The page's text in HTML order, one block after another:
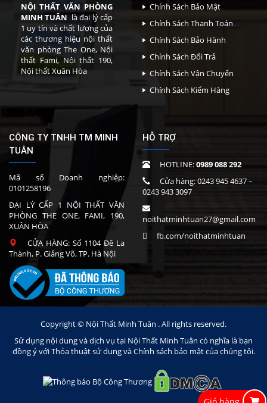
NỘI THẤT VĂN PHÒNG
MINH TUÂN là đại lý cấp
1 uy tín và chất lượng của
các thương hiệu nội thất
văn phòng The One, Nội
thất Fami, Nội thất 190,
Nội thất Xuân Hòa
Chính Sách Bảo Mật
Chính Sách Thanh Toán
Chính Sách Bảo Hành
Chính Sách Đổi Trả
Chính Sách Vận Chuyển
Chính Sách Kiểm Hàng
CÔNG TY TNHH TM MINH
TUÂN
Mã số Doanh nghiệp:
0101258196
ĐẠI LÝ CẤP 1 NỘI THẤT VĂN
PHÒNG THE ONE, FAMI, 190,
XUÂN HÒA
CỬA HÀNG: Số 1104 Đê La
Thành, P. Giảng Võ, TP. Hà Nội
HỖ TRỢ
HOTLINE:0989 088 292
Cửa hàng:0243 945 4637–
0243 943 3097
noithatminhtuan27@gmail.com
fb.com/noithatminhtuan
Copyright © Nội Thất Minh Tuân . All rights reserved.
Sử dụng nội dung và dịch vụ tại Nội Thất Minh Tuân có nghĩa là bạn
đồng ý với Thỏa thuật sử dụng và Chính sách bảo mật của chúng tôi.